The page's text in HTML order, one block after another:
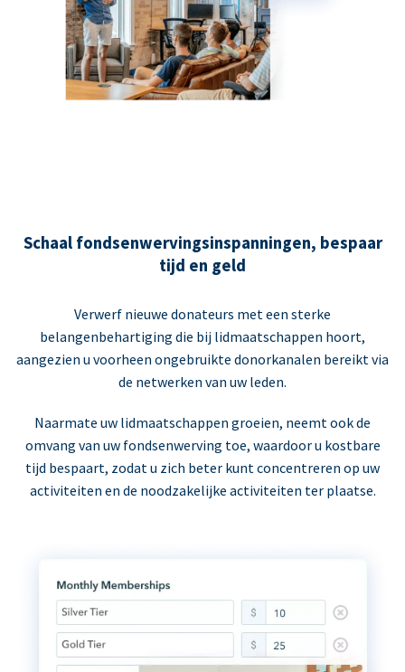
Schaal fondsenwervingsinspanningen, bespaar
tijd en geld
Verwerf nieuwe donateurs met een sterke
belangenbehartiging die bij lidmaatschappen hoort,
aangezien u voorheen ongebruikte donorkanalen bereikt via
de netwerken van uw leden.
Naarmate uw lidmaatschappen groeien, neemt ook de
omvang van uw fondsenwerving toe, waardoor u kostbare
tijd bespaart, zodat u zich beter kunt concentreren op uw
activiteiten en de noodzakelijke activiteiten ter plaatse.